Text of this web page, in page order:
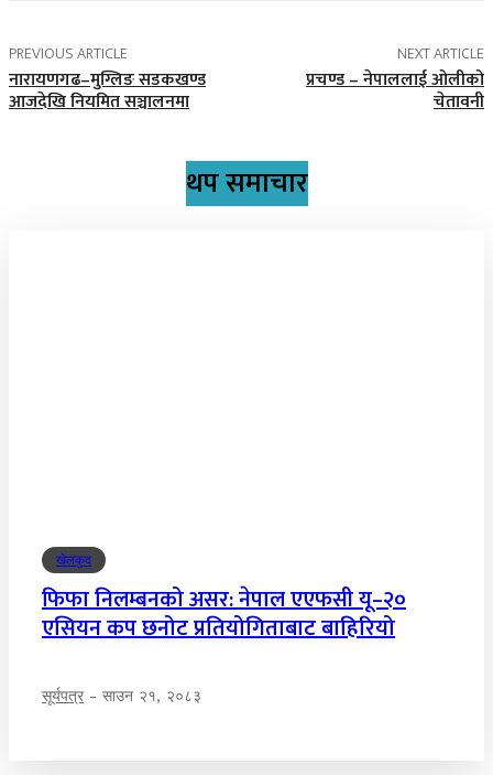
PREVIOUS ARTICLE
नारायणगढ–मुग्लिङ सडकखण्ड
आजदेखि नियमित सञ्चालनमा
NEXT ARTICLE
प्रचण्ड – नेपाललाई ओलीको
चेतावनी
थप समाचार
खेलकुद
फिफा निलम्बनको असर: नेपाल एएफसी यू–२०
एसियन कप छनोट प्रतियोगिताबाट बाहिरियो
सूर्यपत्र - साउन २१, २०८३